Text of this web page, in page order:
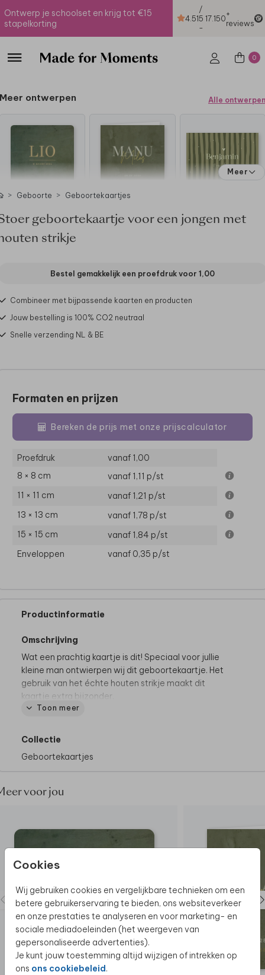
Ontwerp je schoolset en krijg tot €15
stapelkorting
4.51
/
5
-
17.150+
reviews
0
Cookies
Wij gebruiken cookies en vergelijkbare technieken om een
betere gebruikerservaring te bieden, ons websiteverkeer
en onze prestaties te analyseren en voor marketing- en
sociale mediadoeleinden (het weergeven van
gepersonaliseerde advertenties).
Je kunt jouw toestemming altijd wijzigen of intrekken op
ons ons cookiebeleid.
Meer ontwerpen Alle ontwerpen
Meer
Geboorte Geboortekaartjes
geboortekaartje voor een jongen met
strikje
Bestel gemakkelijk een proefdruk voor 1,00
Combineer met bijpassende kaarten en producten
Jouw bestelling is 100% CO2 neutraal
Snelle verzending NL & BE
Formaten en prijzen
Bereken de prijs met onze prijscalculator
Proefdruk
vanaf 1,00
8 × 8 cm
vanaf 1,11 p/st
11 × 11 cm
vanaf 1,21 p/st
13 × 13 cm
vanaf 1,78 p/st
15 × 15 cm
vanaf 1,84 p/st
Enveloppen
vanaf 0,35 p/st
Productinformatie
Omschrijving
Wat een prachtig kaartje is dit! Speciaal voor jullie
kleine man ontwierpen wij dit geboortekaartje. Het
gebruik van het échte houten strikje maakt dit
kaartje extra bijzonder.
Goed om te weten:
tijdens het bestelproces. Je vindt alle houten
kun je het strikje er zelf opplakken.
Toon meer
Collectie
Geboortekaartjes
voor jou